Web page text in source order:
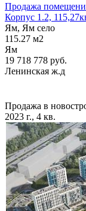
Продажа
Корпус 1.2,
Ям, Ям село
115.27 м2
Ям
19 718 778 руб.
Ленинская ж.д
Продажа в
2023 г., 4 кв.